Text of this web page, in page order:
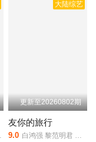
大陆综艺
更新至20260802期
友你的旅行
9.0 白鸿强 黎范明君 谢黄隆 黎维麟 邓德维 阮林英 阮清福元 庄法 黄程晞 战杰乐